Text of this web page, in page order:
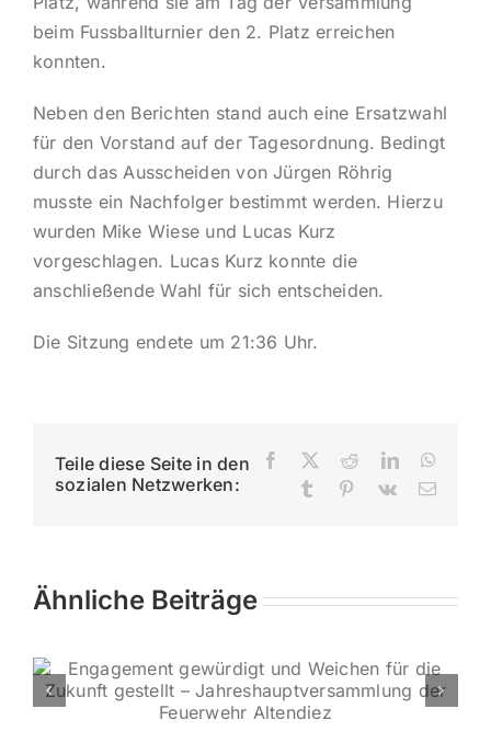
beim Fussballturnier den 2. Platz erreichen
konnten.
Neben den Berichten stand auch eine Ersatzwahl
für den Vorstand auf der Tagesordnung. Bedingt
durch das Ausscheiden von Jürgen Röhrig
musste ein Nachfolger bestimmt werden. Hierzu
wurden Mike Wiese und Lucas Kurz
vorgeschlagen. Lucas Kurz konnte die
anschließende Wahl für sich entscheiden.
Die Sitzung endete um 21:36 Uhr.
Teile diese Seite in den
sozialen Netzwerken:
Facebook RedditLinkedIn
Tumblr Pinterest
Vk
E-
Ähnliche Beiträge
Spende für